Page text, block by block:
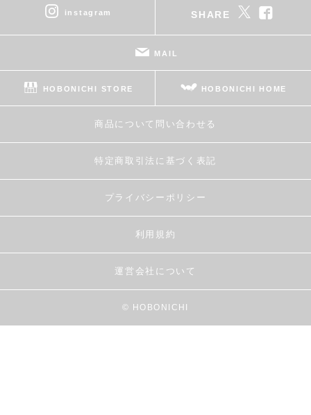
instagram SHARE
MAIL
HOBONICHI STORE HOBONICHI HOME
商品について問い合わせる
特定商取引法に基づく表記
プライバシーポリシー
利用規約
運営会社について
© HOBONICHI